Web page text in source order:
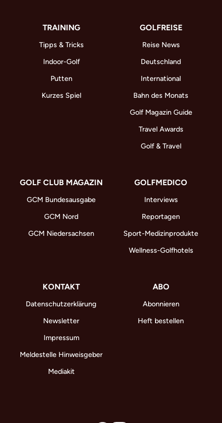
TRAINING
Tipps & Tricks
Indoor-Golf
Putten
Kurzes Spiel
GOLFREISE
Reise News
Deutschland
International
Bahn des Monats
Golf Magazin Guide
Travel Awards
Golf & Travel
GOLF CLUB MAGAZIN
GCM Bundesausgabe
GCM Nord
GCM Niedersachsen
GOLFMEDICO
Interviews
Reportagen
Sport-Medizinprodukte
Wellness-Golfhotels
KONTAKT
Datenschutzerklärung
Newsletter
Impressum
Meldestelle Hinweisgeber
Mediakit
ABO
Abonnieren
Heft bestellen